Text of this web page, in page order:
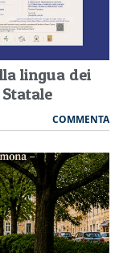
lingua dei
COMMENTA